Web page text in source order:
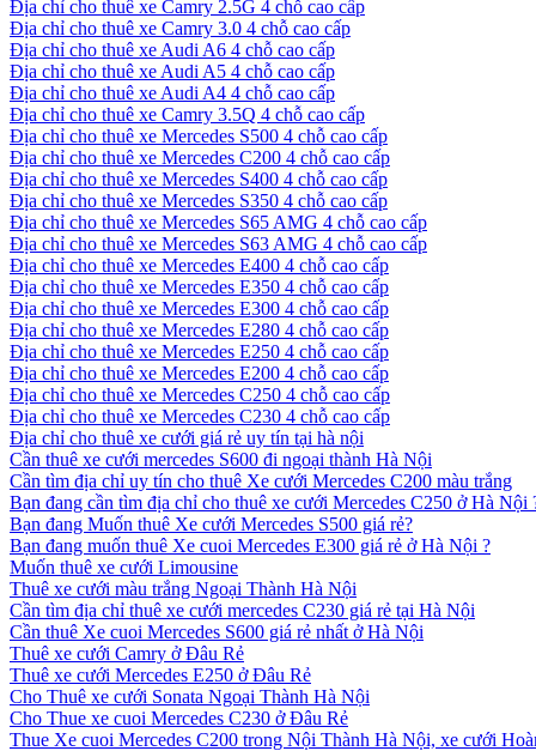
Địa chỉ cho thuê xe Camry 2.5G 4 chỗ cao cấp
Địa chỉ cho thuê xe Camry 3.0 4 chỗ cao cấp
Địa chỉ cho thuê xe Audi A6 4 chỗ cao cấp
Địa chỉ cho thuê xe Audi A5 4 chỗ cao cấp
Địa chỉ cho thuê xe Audi A4 4 chỗ cao cấp
Địa chỉ cho thuê xe Camry 3.5Q 4 chỗ cao cấp
Địa chỉ cho thuê xe Mercedes S500 4 chỗ cao cấp
Địa chỉ cho thuê xe Mercedes C200 4 chỗ cao cấp
Địa chỉ cho thuê xe Mercedes S400 4 chỗ cao cấp
Địa chỉ cho thuê xe Mercedes S350 4 chỗ cao cấp
Địa chỉ cho thuê xe Mercedes S65 AMG 4 chỗ cao cấp
Địa chỉ cho thuê xe Mercedes S63 AMG 4 chỗ cao cấp
Địa chỉ cho thuê xe Mercedes E400 4 chỗ cao cấp
Địa chỉ cho thuê xe Mercedes E350 4 chỗ cao cấp
Địa chỉ cho thuê xe Mercedes E300 4 chỗ cao cấp
Địa chỉ cho thuê xe Mercedes E280 4 chỗ cao cấp
Địa chỉ cho thuê xe Mercedes E250 4 chỗ cao cấp
Địa chỉ cho thuê xe Mercedes E200 4 chỗ cao cấp
Địa chỉ cho thuê xe Mercedes C250 4 chỗ cao cấp
Địa chỉ cho thuê xe Mercedes C230 4 chỗ cao cấp
Địa chỉ cho thuê xe cưới giá rẻ uy tín tại hà nội
Cần thuê xe cưới mercedes S600 đi ngoại thành Hà Nội
Cần tìm địa chỉ uy tín cho thuê Xe cưới Mercedes C200 màu trắng
Bạn đang cần tìm địa chỉ cho thuê xe cưới Mercedes C250 ở Hà Nội
Bạn đang Muốn thuê Xe cưới Mercedes S500 giá rẻ?
Bạn đang muốn thuê Xe cuoi Mercedes E300 giá rẻ ở Hà Nội ?
Muốn thuê xe cưới Limousine
Thuê xe cưới màu trắng Ngoại Thành Hà Nội
Cần tìm địa chỉ thuê xe cưới mercedes C230 giá rẻ tại Hà Nội
Cần thuê Xe cuoi Mercedes S600 giá rẻ nhất ở Hà Nội
Thuê xe cưới Camry ở Đâu Rẻ
Thuê xe cưới Mercedes E250 ở Đâu Rẻ
Cho Thuê xe cưới Sonata Ngoại Thành Hà Nội
Cho Thue xe cuoi Mercedes C230 ở Đâu Rẻ
Thue Xe cuoi Mercedes C200 trong Nội Thành Hà Nội, xe cưới